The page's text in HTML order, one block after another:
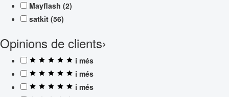
Mayflash (2)
satkit (56)
Opinions de clients›
i més
i més
i més